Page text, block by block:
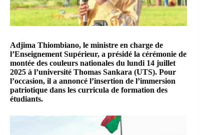
Adjima Thiombiano, le ministre en charge de
l’Enseignement Supérieur, a présidé la cérémonie de
montée des couleurs nationales du lundi 14 juillet
2025 à l’université Thomas Sankara (UTS). Pour
l’occasion, il a annoncé l’insertion de l’immersion
patriotique dans les curricula de formation des
étudiants.